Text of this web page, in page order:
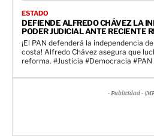
ESTADO
DEFIENDE ALFREDO CHÁVEZ LA
PODER JUDICIAL ANTE RECIENTE
¡El PAN defenderá la independencia
costa! Alfredo Chávez asegura que
reforma. #Justicia #Democracia
- Publicidad -